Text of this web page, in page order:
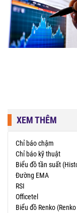
XEM THÊM
Chỉ báo chậm
Chỉ báo kỹ thuật
Biểu đồ tần suất
Đường EMA
RSI
Officetel
Biểu đồ Renko